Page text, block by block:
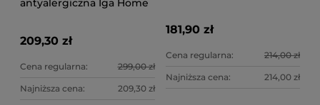
antyalergiczna Iga Home
209,30 zł
Cena regularna: 299,00 zł
Najniższa cena: 209,30 zł
181,90 zł
Cena regularna: 214,00 zł
Najniższa cena: 214,00 zł